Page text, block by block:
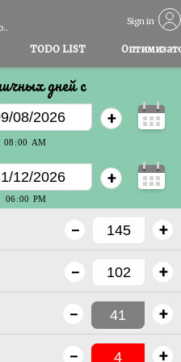
Sign in
TODO LIST
дней c
+
+
+
-
+
-
+
-
+
-